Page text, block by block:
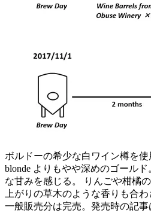
ボルドーの希少な白ワイン樽を
blonde よりもやや深めのゴール
な甘みを感じる。 りんごや柑橘
上がりの草木のような香りも合
一般販売分は完売。発売時の記事